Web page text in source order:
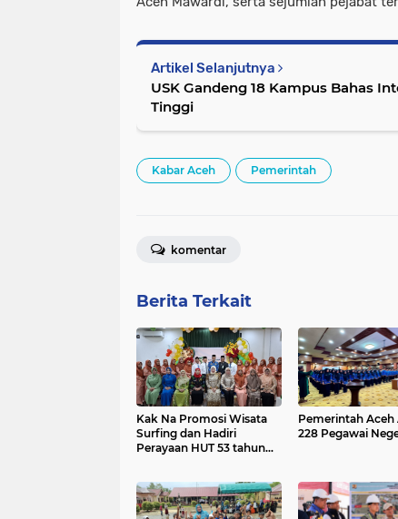
Artikel Selanjutnya
USK Gandeng 18 Kampus Bahas
Tinggi
Kabar Aceh Pemerintah
komentar
Berita Terkait
Kak Na Promosi Wisata
Surfing dan Hadiri
Perayaan HUT 53 tahun
Pemerintah Aceh
228 Pegawai